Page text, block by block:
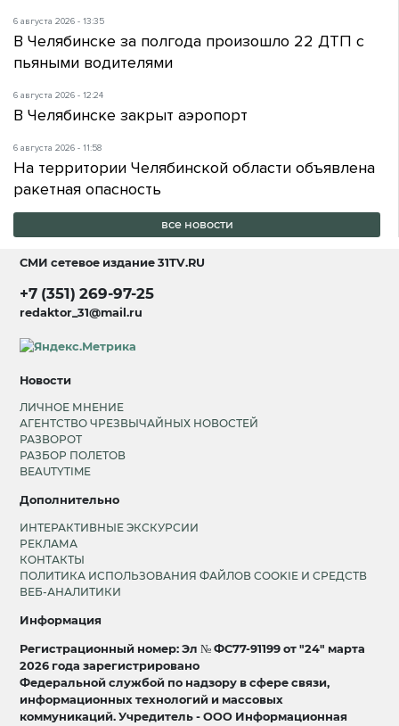
6 августа 2026 - 13:35
В Челябинске за полгода произошло 22 ДТП с
пьяными водителями
6 августа 2026 - 12:24
В Челябинске закрыт аэропорт
6 августа 2026 - 11:58
На территории Челябинской области объявлена
ракетная опасность
все новости
СМИ сетевое издание31TV.RU
+7 (351) 269-97-25
redaktor_31@mail.ru
Новости
ЛИЧНОЕ МНЕНИЕ
АГЕНТСТВО ЧРЕЗВЫЧАЙНЫХ НОВОСТЕЙ
РАЗВОРОТ
РАЗБОР ПОЛЕТОВ
BEAUTYTIME
Дополнительно
ИНТЕРАКТИВНЫЕ ЭКСКУРСИИ
РЕКЛАМА
КОНТАКТЫ
ПОЛИТИКА ИСПОЛЬЗОВАНИЯ ФАЙЛОВ COOKIE И СРЕДСТВ
ВЕБ-АНАЛИТИКИ
Информация
Регистрационный номер: Эл № ФС77-91199 от "24" марта
2026 года зарегистрировано
Федеральной службой по надзору в сфере связи,
информационных технологий и массовых
коммуникаций. Учредитель - ООО Информационная